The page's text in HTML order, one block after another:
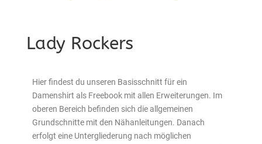
Lady Rockers
Hier findest du unseren Basisschnitt für ein
Damenshirt als Freebook mit allen Erweiterungen. Im
oberen Bereich befinden sich die allgemeinen
Grundschnitte mit den Nähanleitungen. Danach
erfolgt eine Untergliederung nach möglichen